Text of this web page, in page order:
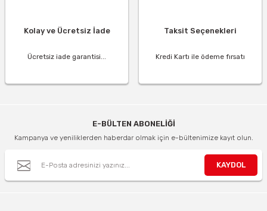
Kolay ve Ücretsiz İade
Ücretsiz iade garantisi...
Taksit Seçenekleri
Kredi Kartı ile ödeme fırsatı
E-BÜLTEN ABONELİĞİ
Kampanya ve yeniliklerden haberdar olmak için e-bültenimize kayıt olun.
KAYDOL